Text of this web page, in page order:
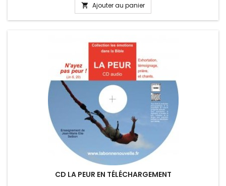
 Ajouter au panier
CD LA PEUR EN TÉLÉCHARGEMENT